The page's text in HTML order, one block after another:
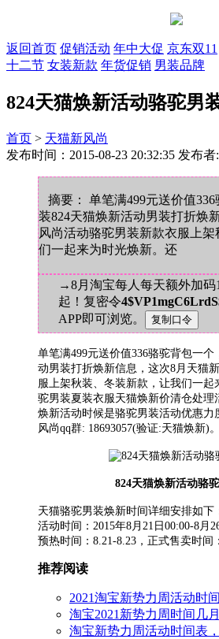
返回首页 促销活动 年中大促 京东双11
十二节 女装新款 年货促销 男装品牌
824天猫焕新活动骆驼男
首页 > 天猫新风尚
发布时间：2015-08-23 20:32:35 发布者
摘要： 单笔满499元送价值
装824天猫焕新活动男装打折焕
风尚活动骆驼男装新款衣服上
们一起来为时光焕新。还
→8月淘宝每人每天额外加码
起！复密令
APP即可浏览。
单笔满499元送价值336骆驼背包一
动男装打折焕新信息，这次8月天猫
服上架秋装、冬装新款，让我们一
驼男装夏装衣服天猫焕新价清仓处理
焕新活动时候是骆驼男装活动优惠
风尚qq群: 18693057(验证:天猫焕新)。
824天猫焕新活动骆
天猫骆驼男装焕新时间详细安排如下
活动时间：2015年8月21日00:00-8月
预热时间：8.21-8.23，正式售卖时间
推荐阅读
2021淘宝新势力周活动时
淘宝2021新势力周时间几
淘宝新势力周活动时间表